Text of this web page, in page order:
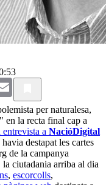
Email
per naturalesa,
en la recta final cap a
entrevista a NacióDigital
destapat les cartes
de la campanya
ciutadania arriba al dia
, escorcolls,